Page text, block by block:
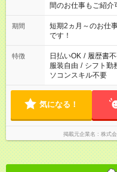
間のお仕事もご紹介
週最低15時間以上
期間
短期2ヵ月～のお仕
です！
特徴 日払いOK / 履歴書
服装自由 / シフト勤
ソコンスキル不要
気になる！
掲載元企業名 株式